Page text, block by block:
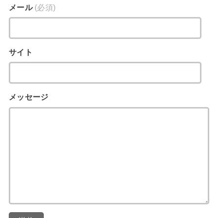
メール (必須)
サイト
メッセージ